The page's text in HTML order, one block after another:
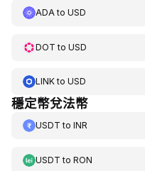
ADAto USD
DOT to USD
LINKto USD
穩定幣兌法幣
USDT to INR
USDT to RON